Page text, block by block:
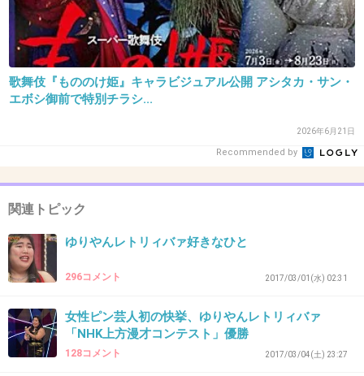
でもなぜだろう？ゆりやんだけは生理的に苦手
でチャンネル変えてしまう。
あさこ姐さんは大丈夫なのにゆりやんの乳首見
えそうなアメリカンなやつとかもう‥。
-1
Vtuberゆりやん普通にかわいい
35. 匿名2018/11/30(金) 19:19:54
>>26
歌舞伎『もののけ姫』キャラビジュアル公開 アシタカ・サン・
エボシ御前で特別チラシ...
2026年6月21日
Recommended by
関連トピック
ゆりやんレトリィバァ好きなひと
296コメント 2017/03/01(水) 02:31
女性ピン芸人初の快挙、ゆりやんレトリィバァ
「NHK上方漫才コンテスト」優勝
128コメント 2017/03/04(土) 23:27